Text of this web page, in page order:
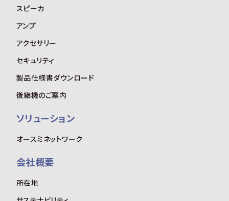
スピーカ
アンプ
アクセサリー
セキュリティ
製品仕様書ダウンロード
後継機のご案内
ソリューション
オースミネットワーク
会社概要
所在地